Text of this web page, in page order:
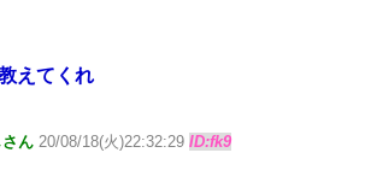
えてくれ
ん 20/08/18(火)22:32:29 ID:fk9